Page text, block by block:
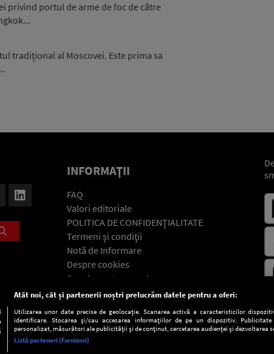
privind portul de arme de foc de către
tradițional al Moscovei. Este prima sa
INFORMAŢII
FAQ
Valori editoriale
POLITICA DE CONFIDENŢIALITATE
Termeni şi condiţii
Notă de Informare
Despre cookies
Regulament general
GDPR
Atât noi, cât și partenerii noștri prelucrăm datele pentru a oferi:
Utilizarea unor date precise de geolocație. Scanarea activă a caracteristicilor
identificare. Stocarea și/sau accesarea informațiilor de pe un dispozitiv.
personalizat, măsurători ale publicității și de conținut, cercetarea audienței și dezvoltarea
Listă parteneri (furnizori)